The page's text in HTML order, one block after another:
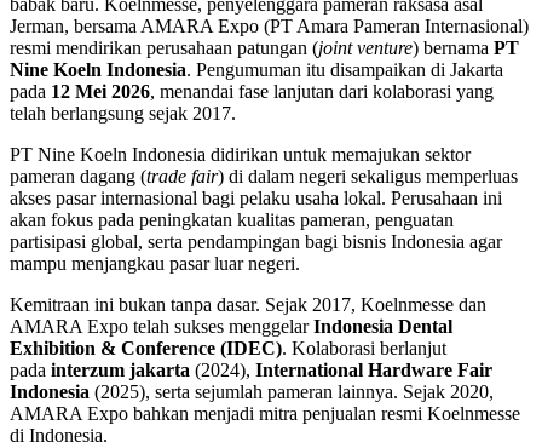
babak baru. Koelnmesse, penyelenggara pameran raksasa asal
Jerman, bersama AMARA Expo (PT Amara Pameran Internasional)
resmi mendirikan perusahaan patungan (joint venture) bernama PT
Nine Koeln Indonesia. Pengumuman itu disampaikan di Jakarta
pada 12 Mei 2026, menandai fase lanjutan dari kolaborasi yang
telah berlangsung sejak 2017.
PT Nine Koeln Indonesia didirikan untuk memajukan sektor
pameran dagang (trade fair) di dalam negeri sekaligus memperluas
akses pasar internasional bagi pelaku usaha lokal. Perusahaan ini
akan fokus pada peningkatan kualitas pameran, penguatan
partisipasi global, serta pendampingan bagi bisnis Indonesia agar
mampu menjangkau pasar luar negeri.
Kemitraan ini bukan tanpa dasar. Sejak 2017, Koelnmesse dan
AMARA Expo telah sukses menggelarIndonesia Dental
Exhibition & Conference (IDEC). Kolaborasi berlanjut
pada interzum jakarta (2024), International Hardware Fair
Indonesia (2025), serta sejumlah pameran lainnya. Sejak 2020,
AMARA Expo bahkan menjadi mitra penjualan resmi Koelnmesse
di Indonesia.